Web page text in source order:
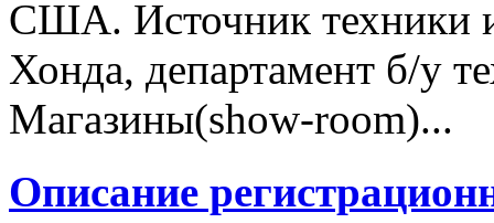
США. Источник техники
Хонда, департамент б/у
Магазины(show-room)...
Описание